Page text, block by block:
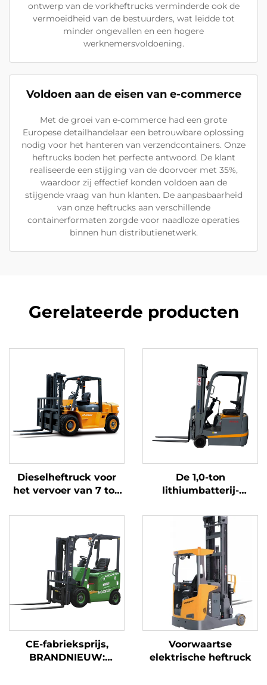
ontwerp van de vorkheftrucks verminderde ook de
vermoeidheid van de bestuurders, wat leidde tot
minder ongevallen en een hogere
werknemersvoldoening.
Voldoen aan de eisen van e-commerce
Met de groei van e-commerce had een grote
Europese detailhandelaar een betrouwbare oplossing
nodig voor het hanteren van verzendcontainers. Onze
heftrucks boden het perfecte antwoord. De klant
realiseerde een stijging van de doorvoer met 35%,
waardoor zij effectief konden voldoen aan de
stijgende vraag van hun klanten. De aanpasbaarheid
van onze heftrucks aan verschillende
containerformaten zorgde voor naadloze operaties
binnen hun distributienetwerk.
Gerelateerde producten
Dieselheftruck voor
het vervoer van 7 ton
in bediening en lossen
7 m
De 1,0-ton
lithiumbatterij-
met lithiumbatterij,
vervaardigd in China,
is redelijk geprijsd
CE-fabrieksprijs,
BRANDNIEUW:
Voorwaartse
elektrische heftruck